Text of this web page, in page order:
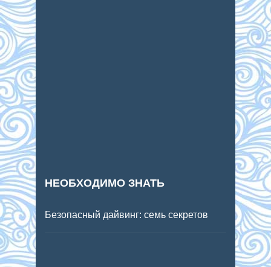
НЕОБХОДИМО ЗНАТЬ
Безопасный дайвинг: семь секретов